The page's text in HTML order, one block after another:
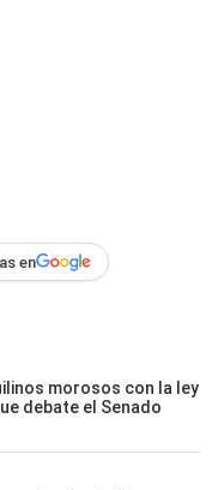
en
morosos con la ley
debate el Senado